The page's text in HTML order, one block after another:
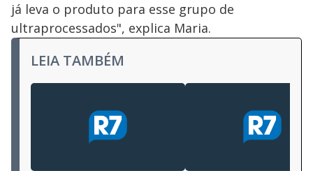
já leva o produto para esse grupo de
ultraprocessados", explica Maria.
LEIA TAMBÉM